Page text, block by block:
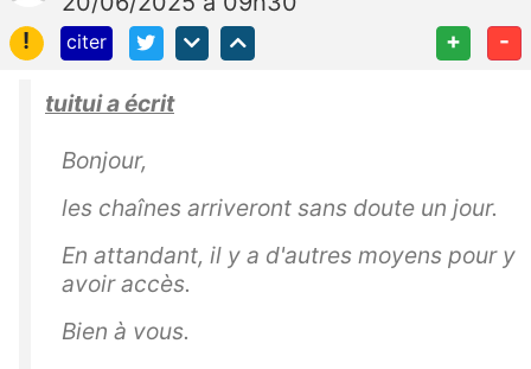
!
citer + -
tuitui a écrit
Bonjour,
les chaînes arriveront sans doute un jour.
En attandant, il y a d'autres moyens pour y
avoir accès.
Bien à vous.